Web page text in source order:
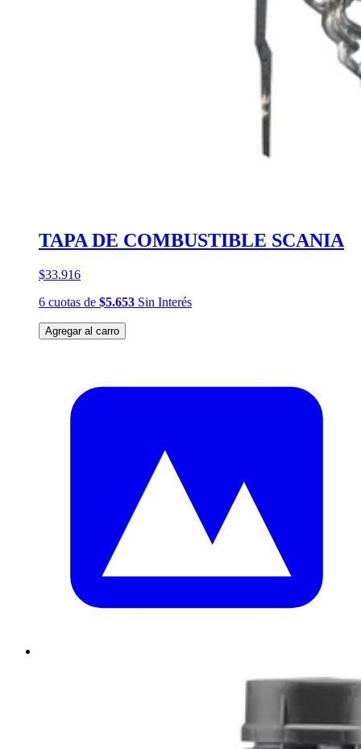
TAPA DE COMBUSTIBLE SCANIA
$33.916
6 cuotas de $5.653 Sin Interés
Agregar al carro